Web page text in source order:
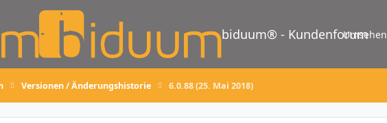
biduum® - Kundenforum
Umsehen
Versionen / Änderungshistorie 6.0.88 (25. Mai 2018)